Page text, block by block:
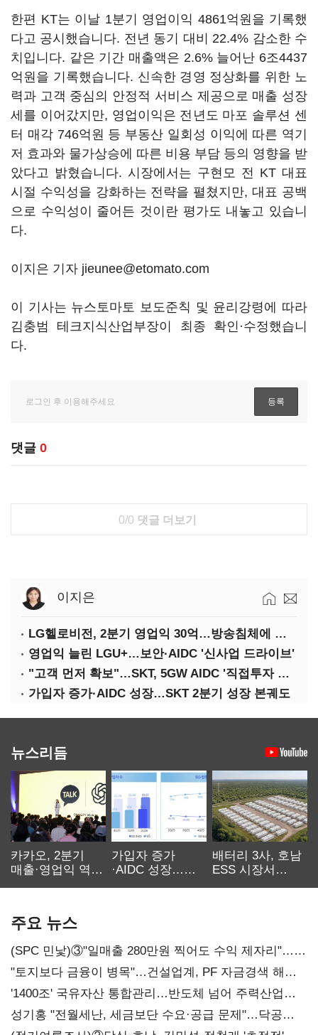
한편 KT는 이날 1분기 영업이익 4861억원을 기록했
다고 공시했습니다. 전년 동기 대비 22.4% 감소한 수
치입니다. 같은 기간 매출액은 2.6% 늘어난 6조4437
억원을 기록했습니다. 신속한 경영 정상화를 위한 노
력과 고객 중심의 안정적 서비스 제공으로 매출 성장
세를 이어갔지만, 영업이익은 전년도 마포 솔루션 센
터 매각 746억원 등 부동산 일회성 이익에 따른 역기
저 효과와 물가상승에 따른 비용 부담 등의 영향을 받
았다고 밝혔습니다. 시장에서는 구현모 전 KT 대표
시절 수익성을 강화하는 전략을 펼쳤지만, 대표 공백
으로 수익성이 줄어든 것이란 평가도 내놓고 있습니
다.
이지은 기자 jieunee@etomato.com
이 기사는 뉴스토마토 보도준칙 및 윤리강령에 따라
김충범 테크지식산업부장이 최종 확인·수정했습니
다.
댓글 0
0/0 댓글 더보기
이지은
LG헬로비전, 2분기 영업익 30억…방송침체에 교육용 단말 시장도 축소
영업익 늘린 LGU+…보안·AIDC '신사업 드라이브'
"고객 먼저 확보"…SKT, 5GW AIDC '직접투자 최소화'
가입자 증가·AIDC 성장…SKT 2분기 성장 본궤도
뉴스리듬
카카오, 2분기
매출·영업익 역대
가입자 증가
·AIDC 성장…
배터리 3사, 호남
ESS 시장서
주요 뉴스
(SPC 민낯)③"일매출 280만원 찍어도 수익 제자리"…
점주 울리는 '상시 할인'
"토지보다 금융이 병목"…건설업계, PF 자금경색 해소
목소리
'1400조' 국유자산 통합관리…반도체 넘어 주력산업
구조혁신
성기홍 "전월세난, 세금보단 수요·공급 문제"…닥공